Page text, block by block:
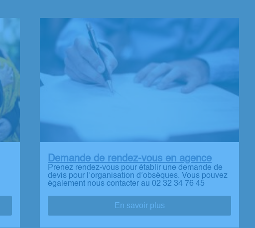
Demande de rendez-vous en agence
Prenez rendez-vous pour établir une demande de
devis pour l’organisation d’obsèques. Vous pouvez
également nous contacter au 02 32 34 76 45
En savoir plus